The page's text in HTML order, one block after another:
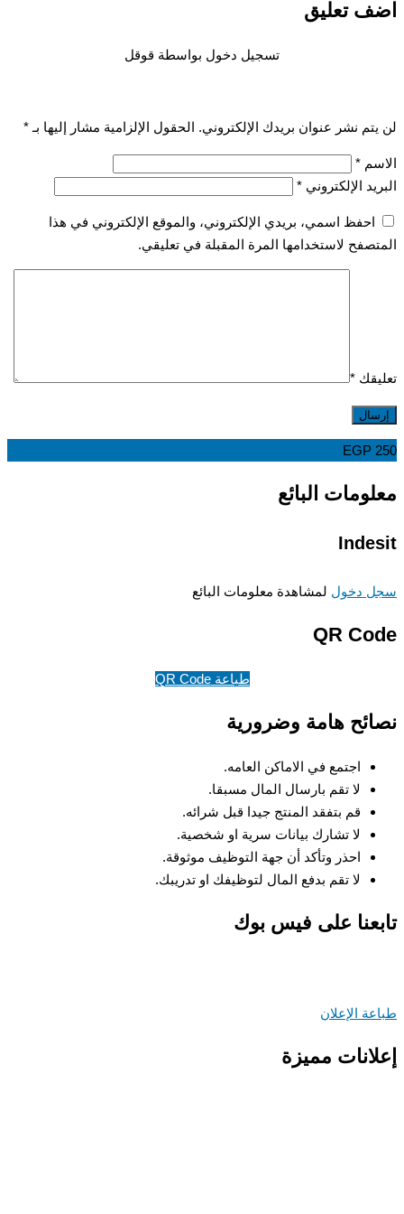
تعليق
تسجيل دخول بواسطة قوقل
نشر عنوان بريدك الإلكتروني. الحقول الإلزامية مشار إليها بـ*
*
الإلكتروني *
احفظ اسمي، بريدي الإلكتروني، والموقع الإلكتروني في هذا
لاستخدامها المرة المقبلة في تعليقي.
*
EGP
البائع
دخوللمشاهدة معلومات البائع
QR
طباعة QR Code
هامة وضرورية
اجتمع في الاماكن العامه.
لا تقم بارسال المال مسبقا.
قم بتفقد المنتج جيدا قبل شرائه.
لا تشارك بيانات سرية او شخصية.
احذر وتأكد أن جهة التوظيف موثوقة.
لا تقم بدفع المال لتوظيفك او تدريبك.
على فيس بوك
الإعلان
مميزة